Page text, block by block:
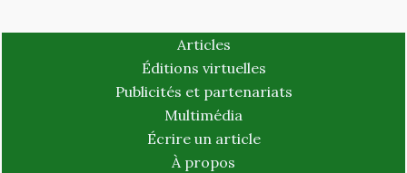
Articles
Éditions virtuelles
Publicités et partenariats
Multimédia
Écrire un article
À propos